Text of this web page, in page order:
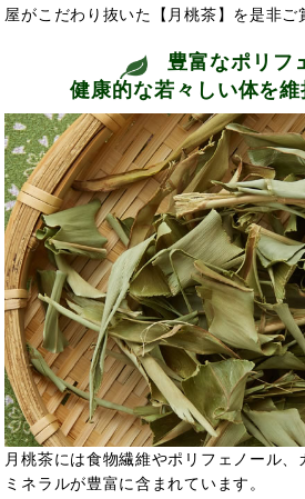
屋がこだわり抜いた【月桃茶】を是非ご
豊富なポリフ
健康的な若々しい体を
月桃茶には食物繊維やポリフェノール
ミネラルが豊富に含まれています。